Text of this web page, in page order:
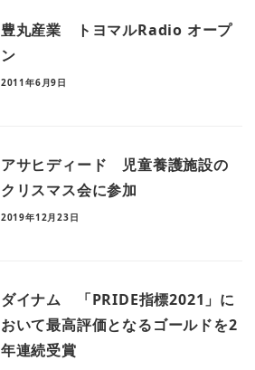
豊丸産業 トヨマルRadio オープ
ン
2011年6月9日
アサヒディード 児童養護施設の
クリスマス会に参加
2019年12月23日
ダイナム 「PRIDE指標2021」に
おいて最高評価となるゴールドを2
年連続受賞